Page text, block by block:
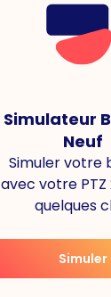
Simulateur
Neuf
Simuler votre
avec votre PTZ
quelques
Simuler